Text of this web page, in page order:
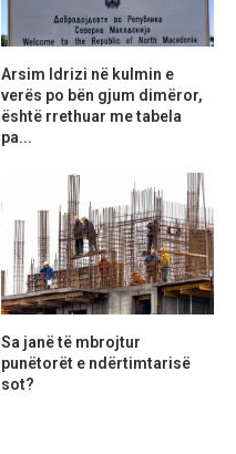
Arsim Idrizi në kulmin e
verës po bën gjum dimëror,
është rrethuar me tabela
pa...
Sa janë të mbrojtur
punëtorët e ndërtimtarisë
sot?